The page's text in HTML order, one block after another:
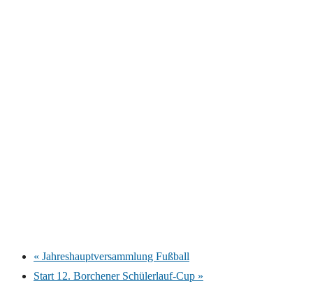
« Jahreshauptversammlung Fußball
Start 12. Borchener Schülerlauf-Cup »